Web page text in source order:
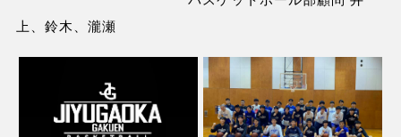
上、鈴木、瀧瀬